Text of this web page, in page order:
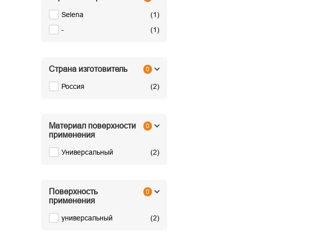
Selena (1)
-
(1)
Страна изготовитель 0
Россия (2)
Материал поверхности
применения
0
Универсальный (2)
Поверхность
применения
0
универсальный (2)